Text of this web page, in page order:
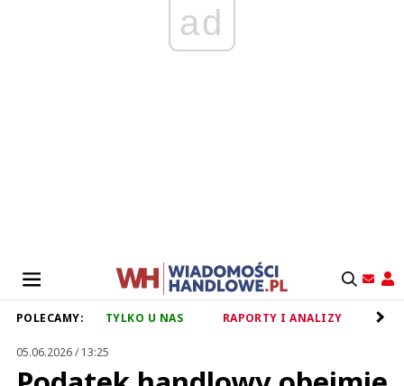
ad
POLECAMY: TYLKO U NAS RAPORTY I ANALIZY
05.06.2026 / 13:25